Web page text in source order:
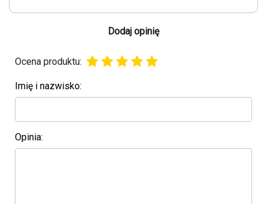
Dodaj opinię
Ocena produktu:
Imię i nazwisko:
Opinia: